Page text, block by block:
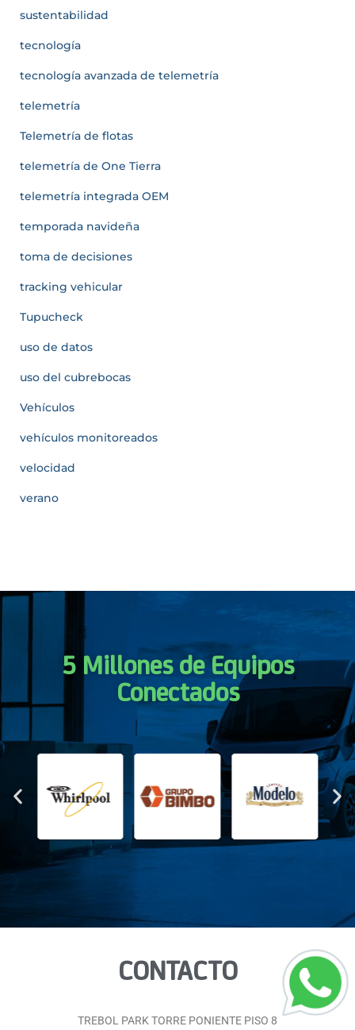
sustentabilidad
tecnología
tecnología avanzada de telemetría
telemetría
Telemetría de flotas
telemetría de One Tierra
telemetría integrada OEM
temporada navideña
toma de decisiones
tracking vehicular
Tupucheck
uso de datos
uso del cubrebocas
Vehículos
vehículos monitoreados
velocidad
verano
5 Millones de Equipos
Conectados
CONTACTO
TREBOL PARK TORRE PONIENTE PISO 8